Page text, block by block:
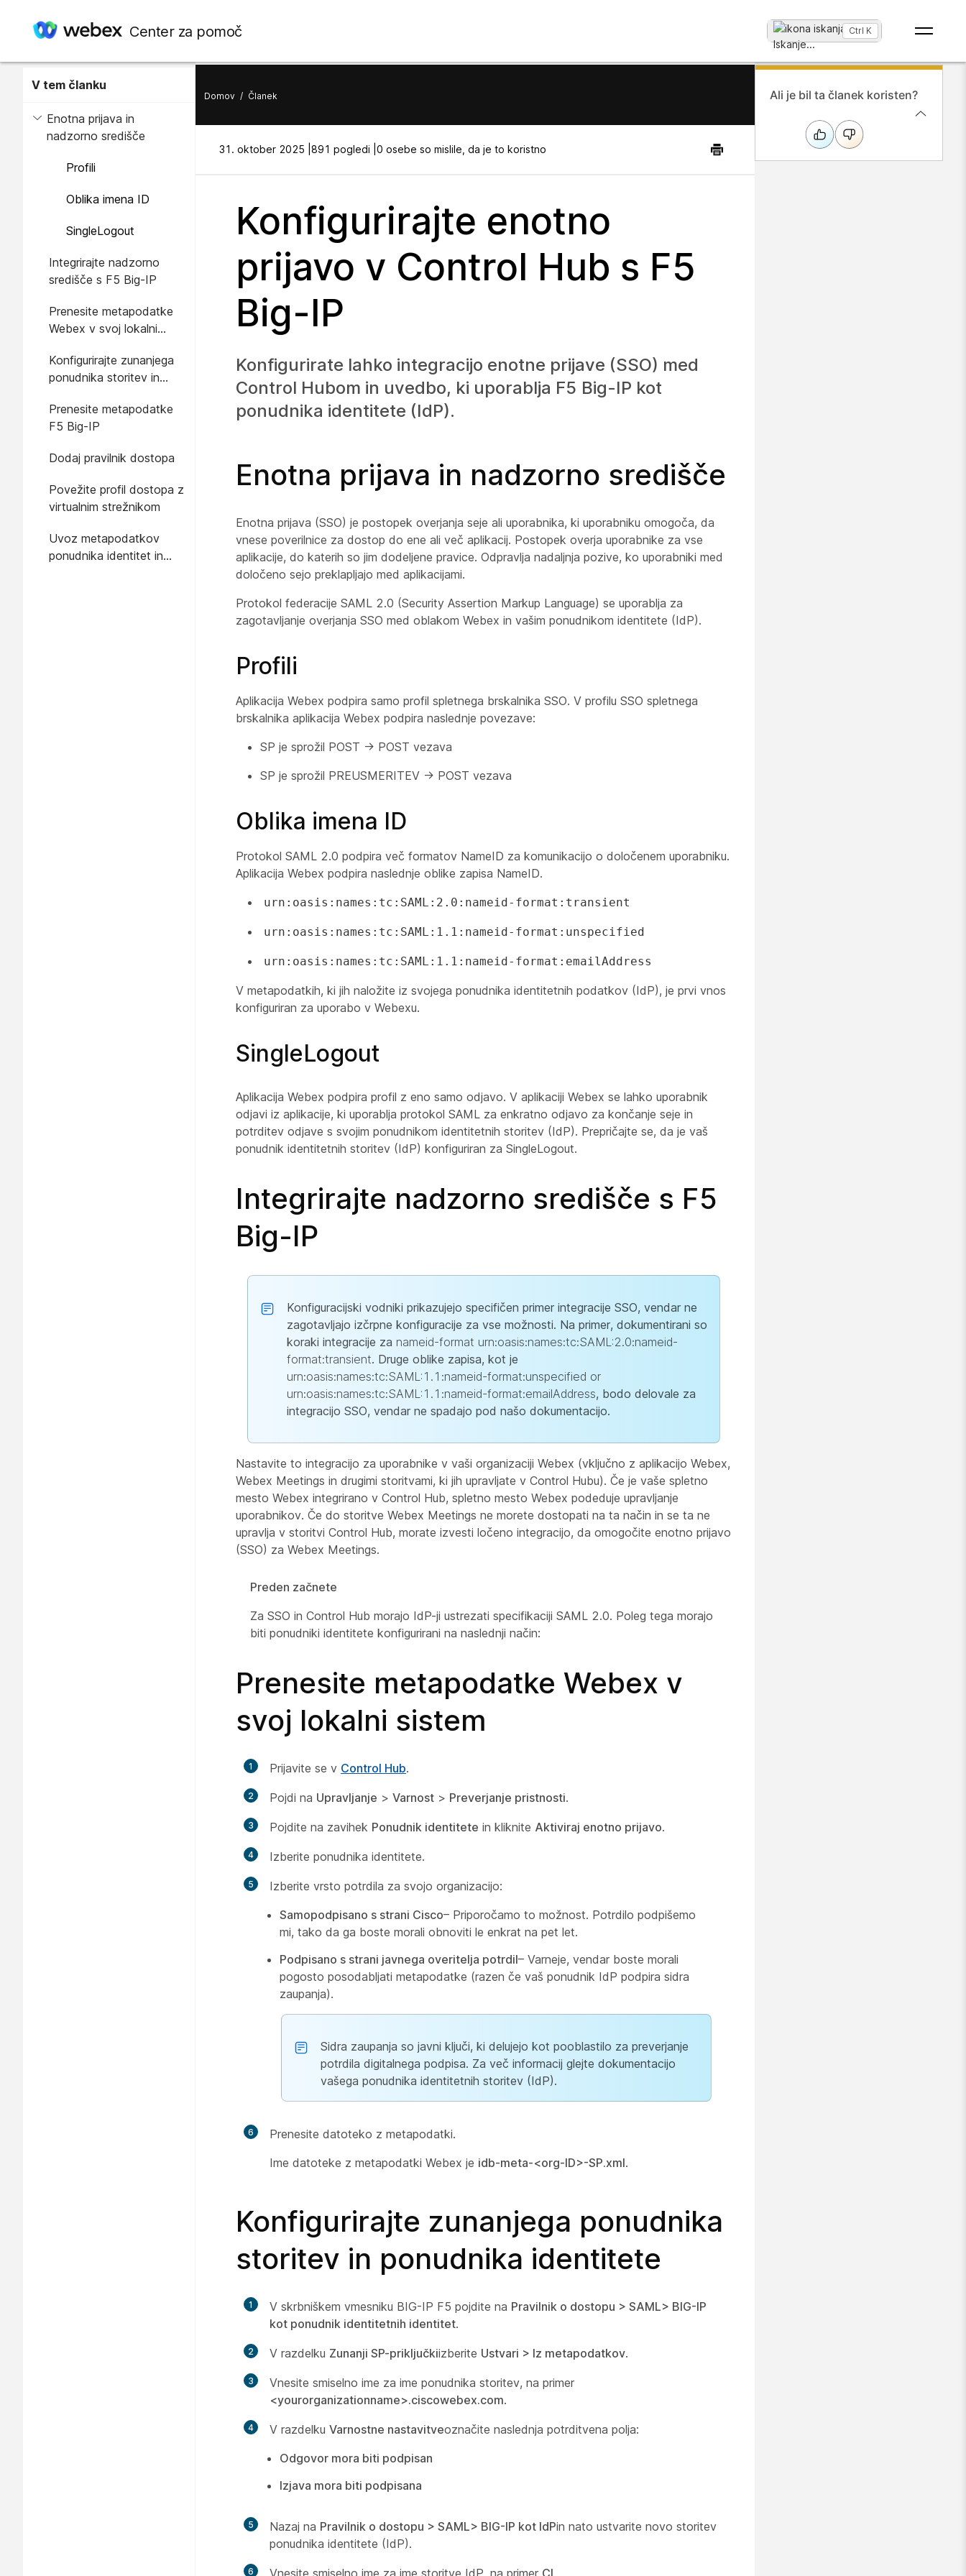
Center za pomoč
Iskanje...
Ctrl K
V tem članku
Enotna prijava in
nadzorno središče
Profili
Oblika imena ID
SingleLogout
Integrirajte nadzorno
središče s F5 Big-IP
Prenesite metapodatke
Webex v svoj lokalni
Konfigurirajte zunanjega
ponudnika storitev in
Prenesite metapodatke
F5 Big-IP
Dodaj pravilnik dostopa
Povežite profil dostopa z
virtualnim strežnikom
Uvoz metapodatkov
ponudnika identitet in
Domov / Članek
31. oktober 2025 | 891 pogledi | 0 osebe so mislile, da je to koristno
Konfigurirajte enotno
prijavo v Control Hub s F5
Big-IP
Konfigurirate lahko integracijo enotne prijave (SSO) med
Control Hubom in uvedbo, ki uporablja F5 Big-IP kot
ponudnika identitete (IdP).
Enotna prijava in nadzorno središče
Enotna prijava (SSO) je postopek overjanja seje ali uporabnika, ki uporabniku omogoča, da
vnese poverilnice za dostop do ene ali več aplikacij. Postopek overja uporabnike za vse
aplikacije, do katerih so jim dodeljene pravice. Odpravlja nadaljnja pozive, ko uporabniki med
določeno sejo preklapljajo med aplikacijami.
Protokol federacije SAML 2.0 (Security Assertion Markup Language) se uporablja za
zagotavljanje overjanja SSO med oblakom Webex in vašim ponudnikom identitete (IdP).
Profili
Aplikacija Webex podpira samo profil spletnega brskalnika SSO. V profilu SSO spletnega
brskalnika aplikacija Webex podpira naslednje povezave:
SP je sprožil POST -> POST vezava
SP je sprožil PREUSMERITEV -> POST vezava
Oblika imena ID
Protokol SAML 2.0 podpira več formatov NameID za komunikacijo o določenem uporabniku.
Aplikacija Webex podpira naslednje oblike zapisa NameID.
urn:oasis:names:tc:SAML:2.0:nameid-format:transient
urn:oasis:names:tc:SAML:1.1:nameid-format:unspecified
urn:oasis:names:tc:SAML:1.1:nameid-format:emailAddress
V metapodatkih, ki jih naložite iz svojega ponudnika identitetnih podatkov (IdP), je prvi vnos
konfiguriran za uporabo v Webexu.
SingleLogout
Aplikacija Webex podpira profil z eno samo odjavo. V aplikaciji Webex se lahko uporabnik
odjavi iz aplikacije, ki uporablja protokol SAML za enkratno odjavo za končanje seje in
potrditev odjave s svojim ponudnikom identitetnih storitev (IdP). Prepričajte se, da je vaš
ponudnik identitetnih storitev (IdP) konfiguriran za SingleLogout.
Integrirajte nadzorno središče s F5
Big-IP
Konfiguracijski vodniki prikazujejo specifičen primer integracije SSO, vendar ne
zagotavljajo izčrpne konfiguracije za vse možnosti. Na primer, dokumentirani so
koraki integracije za nameid-format urn:oasis:names:tc:SAML:2.0:nameid-
format:transient. Druge oblike zapisa, kot je
urn:oasis:names:tc:SAML:1.1:nameid-format:unspecified or
urn:oasis:names:tc:SAML:1.1:nameid-format:emailAddress, bodo delovale za
integracijo SSO, vendar ne spadajo pod našo dokumentacijo.
Nastavite to integracijo za uporabnike v vaši organizaciji Webex (vključno z aplikacijo Webex,
Webex Meetings in drugimi storitvami, ki jih upravljate v Control Hubu). Če je vaše spletno
mesto Webex integrirano v Control Hub, spletno mesto Webex podeduje upravljanje
uporabnikov. Če do storitve Webex Meetings ne morete dostopati na ta način in se ta ne
upravlja v storitvi Control Hub, morate izvesti ločeno integracijo, da omogočite enotno prijavo
(SSO) za Webex Meetings.
Preden začnete
Za SSO in Control Hub morajo IdP-ji ustrezati specifikaciji SAML 2.0. Poleg tega morajo
biti ponudniki identitete konfigurirani na naslednji način:
Prenesite metapodatke Webex v
svoj lokalni sistem
1 Prijavite se v Control Hub.
2 Pojdi na Upravljanje > Varnost > Preverjanje pristnosti.
3 Pojdite na zavihek Ponudnik identitete in kliknite Aktiviraj enotno prijavo.
4 Izberite ponudnika identitete.
5
Izberite vrsto potrdila za svojo organizacijo:
Samopodpisano s strani Cisco– Priporočamo to možnost. Potrdilo podpišemo
mi, tako da ga boste morali obnoviti le enkrat na pet let.
Podpisano s strani javnega overitelja potrdil– Varneje, vendar boste morali
pogosto posodabljati metapodatke (razen če vaš ponudnik IdP podpira sidra
zaupanja).
Sidra zaupanja so javni ključi, ki delujejo kot pooblastilo za preverjanje
potrdila digitalnega podpisa. Za več informacij glejte dokumentacijo
vašega ponudnika identitetnih storitev (IdP).
6
Prenesite datoteko z metapodatki.
Ime datoteke z metapodatki Webex je idb-meta-<org-ID>-SP.xml.
Konfigurirajte zunanjega ponudnika
storitev in ponudnika identitete
1 V skrbniškem vmesniku BIG-IP F5 pojdite na Pravilnik o dostopu > SAML> BIG-IP
kot ponudnik identitetnih identitet.
2 V razdelku Zunanji SP-priključkiizberite Ustvari > Iz metapodatkov.
3
Vnesite smiselno ime za ime ponudnika storitev, na primer
<yourorganizationname>.ciscowebex.com.
4 V razdelku Varnostne nastavitveoznačite naslednja potrditvena polja:
Odgovor mora biti podpisan
Izjava mora biti podpisana
5 Nazaj na Pravilnik o dostopu > SAML> BIG-IP kot IdPin nato ustvarite novo storitev
ponudnika identitete (IdP).
6 Vnesite smiselno ime za ime storitve IdP, na primer CI
Ali je bil ta članek koristen?